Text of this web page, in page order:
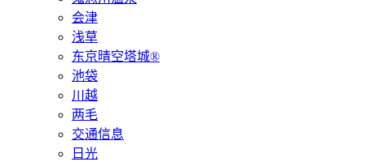
会津
浅草
东京晴空塔城®
池袋
川越
两毛
交通信息
日光